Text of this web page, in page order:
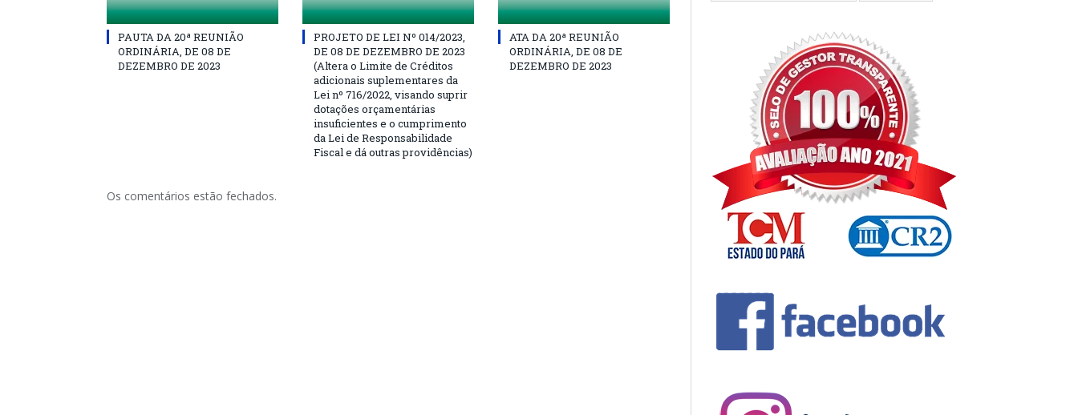
PAUTA DA 20ª REUNIÃO
ORDINÁRIA, DE 08 DE
DEZEMBRO DE 2023
PROJETO DE LEI Nº 014/2023,
DE 08 DE DEZEMBRO DE 2023
(Altera o Limite de Créditos
adicionais suplementares da
Lei nº 716/2022, visando suprir
dotações orçamentárias
insuficientes e o cumprimento
da Lei de Responsabilidade
Fiscal e dá outras providências)
ATA DA 20ª REUNIÃO
ORDINÁRIA, DE 08 DE
DEZEMBRO DE 2023
Os comentários estão fechados.